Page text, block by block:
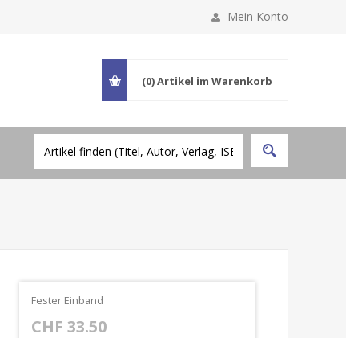
Mein Konto
(0)Artikel im Warenkorb
Fester Einband
CHF 33.50